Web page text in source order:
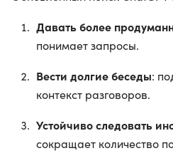
Давать более
понимает запросы.
Вести долгие беседы:
контекст разговоров.
Устойчиво следовать
сокращает количество